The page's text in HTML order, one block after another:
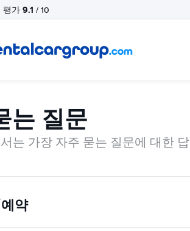
평가 9.1 / 10
는 질문
는 가장 자주 묻는 질문에 대한
약